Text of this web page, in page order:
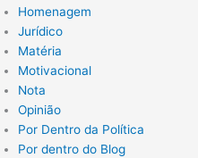
Homenagem
Jurídico
Matéria
Motivacional
Nota
Opinião
Por Dentro da Política
Por dentro do Blog